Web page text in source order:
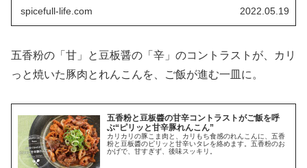
spicefull-life.com 2022.05.19
五香粉の「甘」と豆板醤の「辛」のコントラストが、カリ
っと焼いた豚肉とれんこんを、ご飯が進む一皿に。
五香粉と豆板醬の甘辛コントラストがご飯を呼
ぶ“ピリッと甘辛豚れんこん”
カリカリの豚こま肉と、カリもち食感のれんこんに、五香
粉と豆板醬のピリッと甘辛いタレを絡めます。五香粉のお
かげで、甘すぎず、後味スッキリ。